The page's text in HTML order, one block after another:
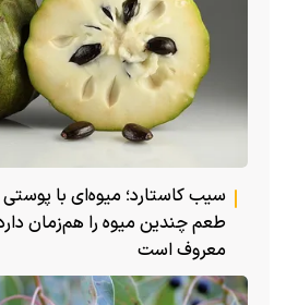
سیب کاستارد؛ میوه‌ای با
طعم چندین میوه را هم‌زمان
معروف است